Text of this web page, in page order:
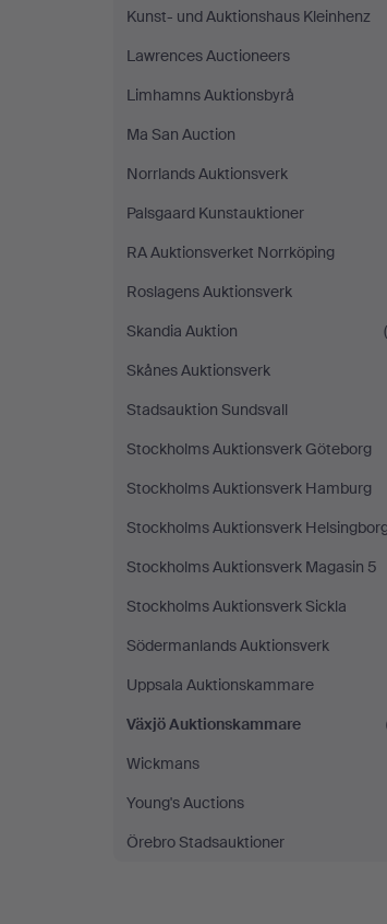
Kunst- und Auktionshaus Kleinhenz
Lawrences Auctioneers
Limhamns Auktionsbyrå
Ma San Auction
Norrlands Auktionsverk
Palsgaard Kunstauktioner
RA Auktionsverket Norrköping
Roslagens Auktionsverk
Skandia Auktion
Skånes Auktionsverk
Stadsauktion Sundsvall
Stockholms Auktionsverk Göteborg
Stockholms Auktionsverk Hamburg
Stockholms Auktionsverk
Stockholms Auktionsverk Magasin 5
Stockholms Auktionsverk Sickla
Södermanlands Auktionsverk
Uppsala Auktionskammare
Växjö Auktionskammare
Wickmans
Young's Auctions
Örebro Stadsauktioner